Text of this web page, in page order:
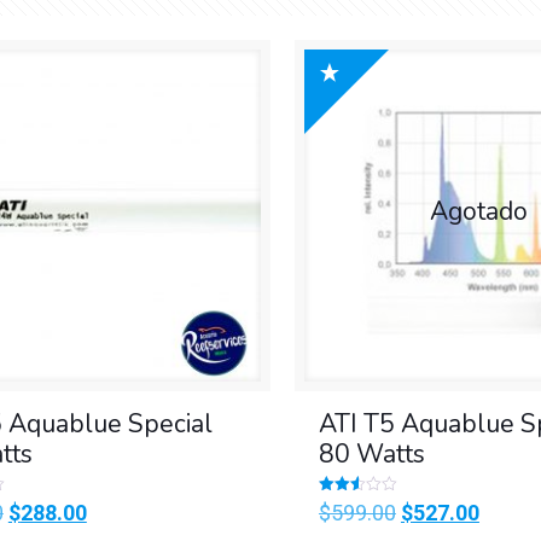
Aquablue Special
Original
$288.00Current
Agotado
ATI T5 Aquablue
80 Watts
Valorado
en
$599.00 Original
$527.00Current